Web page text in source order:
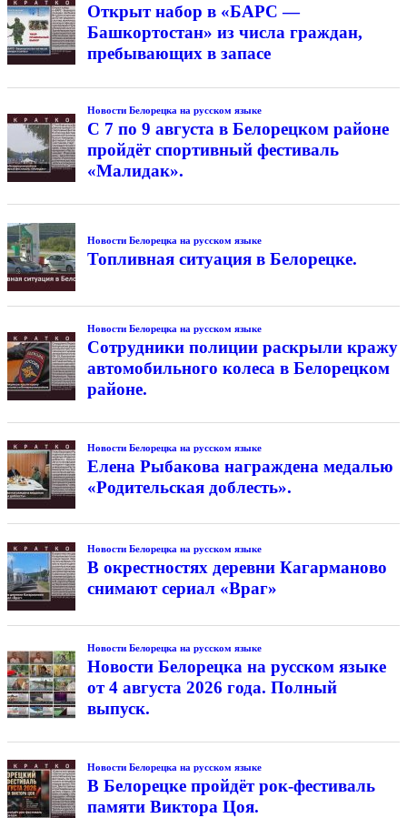
Открыт набор в «БАРС —
Башкортостан» из числа граждан,
пребывающих в запасе
Новости Белорецка на русском языке
С 7 по 9 августа в Белорецком районе
пройдёт спортивный фестиваль
«Малидак».
Новости Белорецка на русском языке
Топливная ситуация в Белорецке.
Новости Белорецка на русском языке
Сотрудники полиции раскрыли кражу
автомобильного колеса в Белорецком
районе.
Новости Белорецка на русском языке
Елена Рыбакова награждена медалью
«Родительская доблесть».
Новости Белорецка на русском языке
В окрестностях деревни Кагарманово
снимают сериал «Враг»
Новости Белорецка на русском языке
Новости Белорецка на русском языке
от 4 августа 2026 года. Полный
выпуск.
Новости Белорецка на русском языке
В Белорецке пройдёт рок-фестиваль
памяти Виктора Цоя.